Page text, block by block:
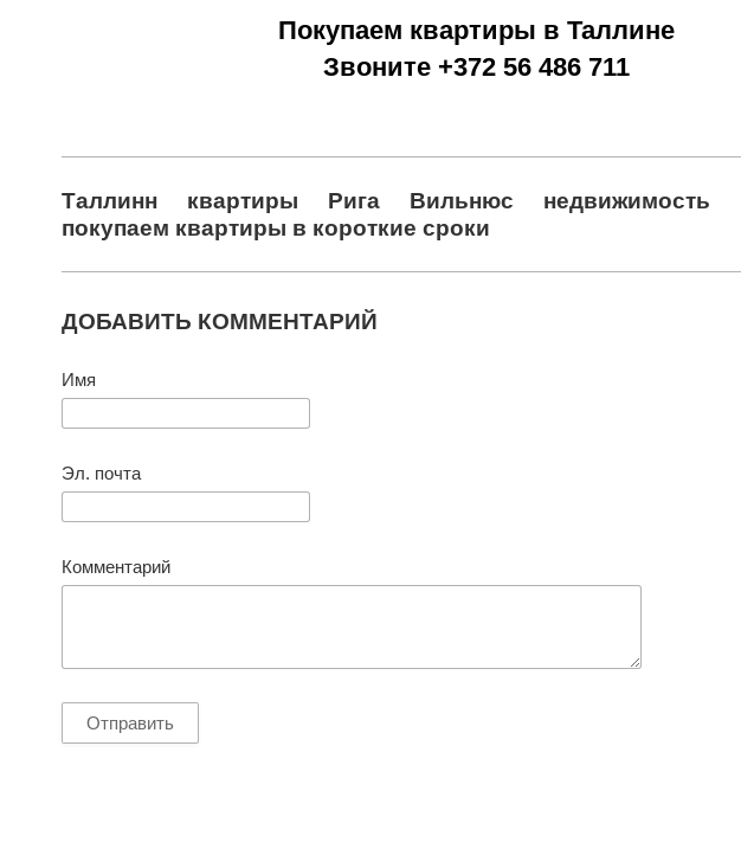
Покупаем квартиры в Таллине
Звоните +372 56 486 711
Таллинн квартиры Рига Вильнюс
недвижимость
покупаем квартиры в короткие сроки
ДОБАВИТЬ КОММЕНТАРИЙ
Имя
Эл. почта
Комментарий